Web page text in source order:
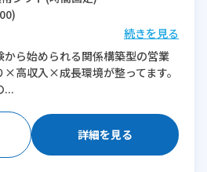
続きを見る
ら始められる関係構築型の営業
高収入×成長環境が整ってます。
...
詳細を見る